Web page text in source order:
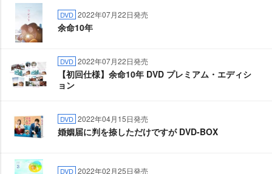
DVD 2022年07月22日発売
余命10年
DVD 2022年07月22日発売
【初回仕様】余命10年 DVD プレミアム・エディシ
ョン
DVD 2022年04月15日発売
婚姻届に判を捺しただけですが DVD-BOX
DVD 2022年02月25日発売